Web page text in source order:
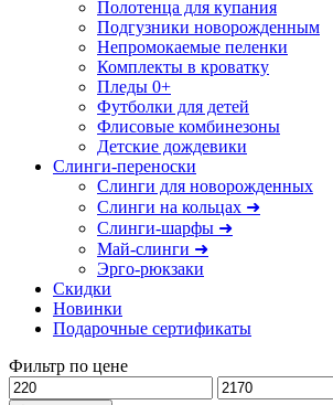
Полотенца для купания
Подгузники новорожденным
Непромокаемые пеленки
Комплекты в кроватку
Пледы 0+
Футболки для детей
Флисовые комбинезоны
Детские дождевики
Слинги-переноски
Слинги для новорожденных
Слинги на кольцах ➜
Слинги-шарфы ➜
Май-слинги ➜
Эрго-рюкзаки
Скидки
Новинки
Подарочные сертификаты
Фильтр по цене